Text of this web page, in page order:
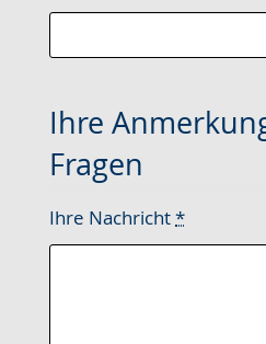
Ihre
Fragen
Ihre Nachricht*